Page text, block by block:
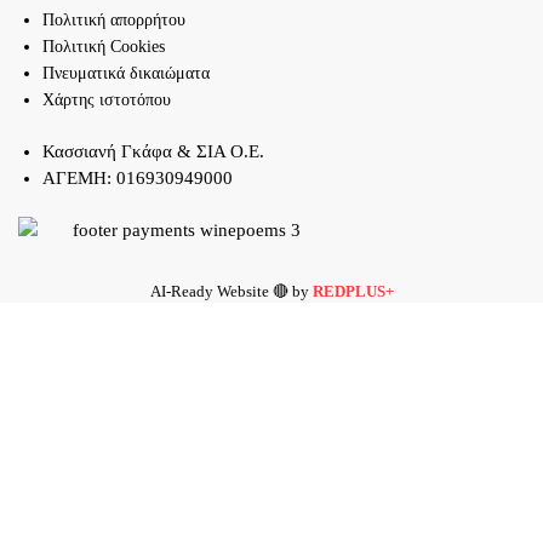
Πολιτική απορρήτου
Πολιτική Cookies
Πνευματικά δικαιώματα
Χάρτης ιστοτόπου
Κασσιανή Γκάφα & ΣΙΑ Ο.Ε.
ΑΓΕΜΗ: 016930949000
AI-Ready Website 🔴 by REDPLUS+